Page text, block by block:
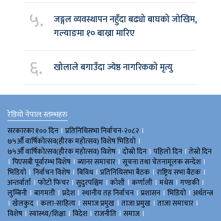
५.
जङ्गल व्यवस्थापन नहुँदा बढ्यो बाघको जोखिम,
गल्याङमा १० बाख्रा मारिए
६. खोलाले बगाउँदा ज्येष्ठ नागरिकको मृत्यु
रेडियो नेपाल स्तम्भहरु
सरकारका १०० दिन । प्रतिनिधिसभा निर्वाचन-२०८२ ।
७५औँ वार्षिकोत्सव(हीरक महोत्सव) विशेष भिडियाे ।
७५औँ वार्षिकोत्सव(हीरक महोत्सव) विशेष । दोस्रो दिन । पहिलो दिन । तेस्रो दिन
। पिएसबी पूर्वारम्भ विशेष । ब्यानर समाचार । सूचना तथा चेतनामूलक सन्देश ।
भिडियाे । निर्वाचन विशेष । बिविध। प्रतिनिधिसभा बैठक । राष्ट्रिय सभा बैठक ।
अन्तर्वार्ता । फोटो फिचर । सुदुरपश्चिम । काेशी । कर्णाली । मधेस । गण्डकी ।
लुम्बिनी । बागमती । प्रदेश । स्थानीय तह निर्वाचन । प्रशासन । भिडियो । अर्थतन्त्र
। खेलकुद । कला-साहित्य । समाज प्रमुख । ताजा प्रमुख । ताजा समाचार ।
विशेष । स्वास्थ्य/शिक्षा । विदेश । राजनीति । समाज ।